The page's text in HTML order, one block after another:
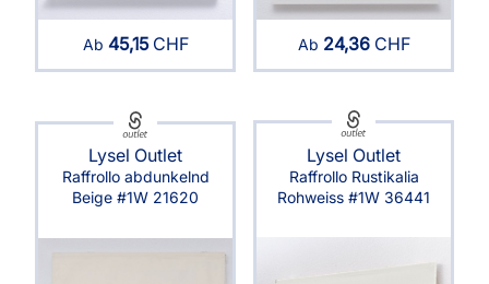
Ab 45,15CHF Ab 24,36CHF
Lysel Outlet
Raffrollo abdunkelnd
Beige #1W 21620
Lysel Outlet
Raffrollo Rustikalia
Rohweiss #1W 36441